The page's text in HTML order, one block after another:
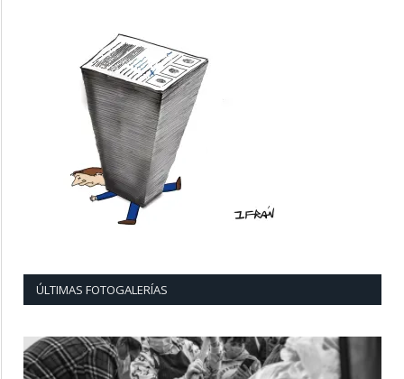
ÚLTIMAS FOTOGALERÍAS